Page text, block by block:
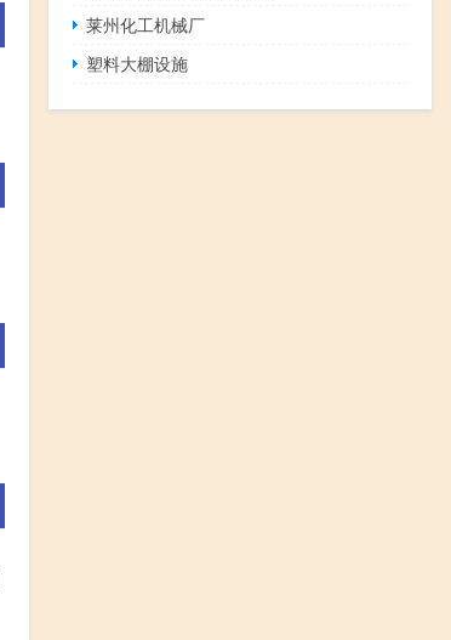
莱州化工机械厂
塑料大棚设施